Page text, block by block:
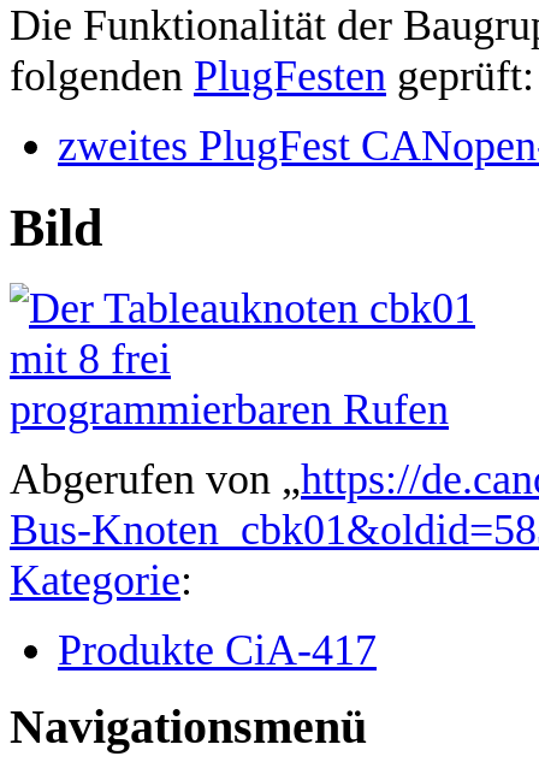
Die Funktionalität der
folgenden PlugFesten geprüft:
zweites PlugFest
Bild
Abgerufen von „https://
Bus-
Kategorie:
Produkte CiA-417
Navigationsmenü